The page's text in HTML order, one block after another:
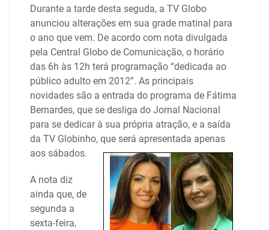
Durante a tarde desta seguda, a TV Globo
anunciou alterações em sua grade matinal para
o ano que vem. De acordo com nota divulgada
pela Central Globo de Comunicação, o horário
das 6h às 12h terá programação “dedicada ao
público adulto em 2012”. As principais
novidades são a entrada do programa de Fátima
Bernardes, que se desliga do Jornal Nacional
para se dedicar à sua própria atração, e a saída
da TV Globinho, que será apresentada apenas
aos sábados.
A nota diz
ainda que, de
segunda a
sexta-feira,